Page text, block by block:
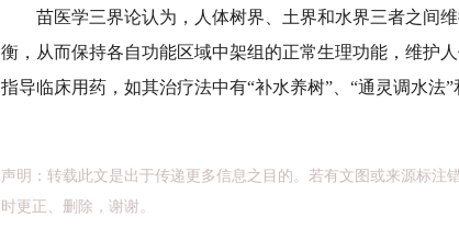
苗医学三界论认为，人体树界、土界和水界三者之间维
衡，从而保持各自功能区域中架组的正常生理功能，维护
指导临床用药，如其治疗法中有“补水养树”、“通灵调水法”
声明：转载此文是出于传递更多信息之目的。若有文图或来源标注
时更正、删除，谢谢。